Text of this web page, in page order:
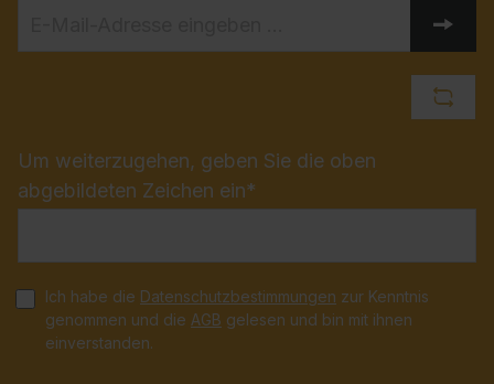
Um weiterzugehen, geben Sie die oben
abgebildeten Zeichen ein*
Ich habe die Datenschutzbestimmungen zur Kenntnis
genommen und die AGB gelesen und bin mit ihnen
einverstanden.